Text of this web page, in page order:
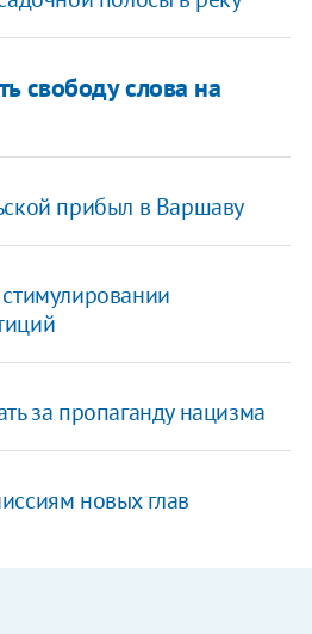
свободу слова на
прибыл в Варшаву
за пропаганду нацизма
новых глав